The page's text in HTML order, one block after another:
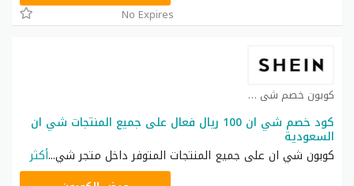
No Expires
كوبون خصم شي ان كوبون
كود خصم شي ان 100 ريال فعال على جميع المنتجات شي ان
السعودية
كوبون شي ان على جميع المنتجات المتوفر داخل متجر شي...أكثر